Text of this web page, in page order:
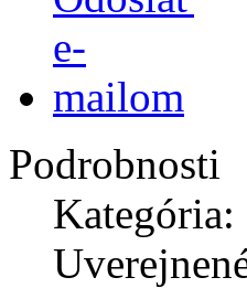
Podrobnosti
Kategória: